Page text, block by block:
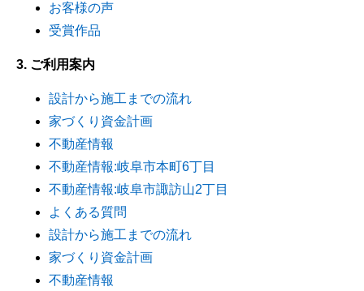
お客様の声
受賞作品
3. ご利用案内
設計から施工までの流れ
家づくり資金計画
不動産情報
不動産情報:岐阜市本町6丁目
不動産情報:岐阜市諏訪山2丁目
よくある質問
設計から施工までの流れ
家づくり資金計画
不動産情報